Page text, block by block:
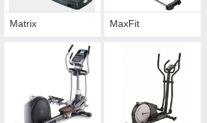
Matrix MaxFit